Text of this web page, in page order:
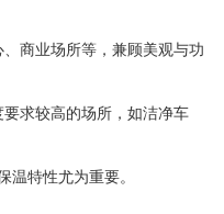
商业场所等，兼顾美观与功
求较高的场所，如洁净车
特性尤为重要。